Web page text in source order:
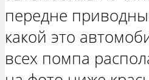
передне
какой это
всех помпа